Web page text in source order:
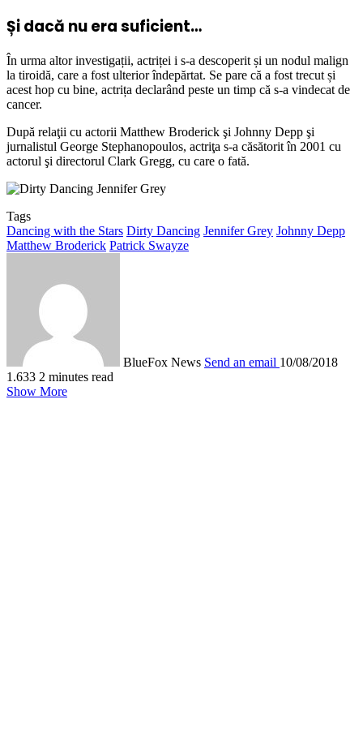
Și dacă nu era suficient…
În urma altor investigații, actriței i s-a descoperit și un nodul malign
la tiroidă, care a fost ulterior îndepărtat. Se pare că a fost trecut și
acest hop cu bine, actrița declarând peste un timp că s-a vindecat de
cancer.
După relaţii cu actorii Matthew Broderick şi Johnny Depp şi
jurnalistul George Stephanopoulos, actriţa s-a căsătorit în 2001 cu
actorul şi directorul Clark Gregg, cu care o fată.
Tags
Dancing with the Stars Dirty Dancing Jennifer Grey Johnny Depp
Matthew Broderick Patrick Swayze
BlueFox News Send an email 10/08/2018
1.633 2 minutes read
Show More